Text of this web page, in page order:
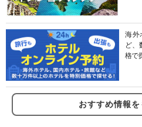
海外
ど、
格で
おすすめ情報